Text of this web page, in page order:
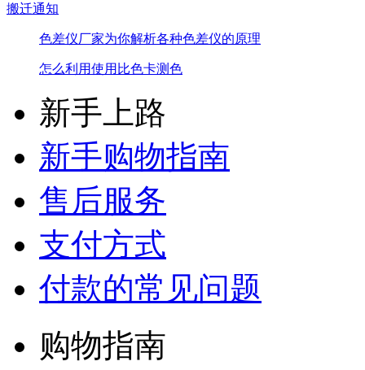
搬迁通知
色差仪厂家为你解析各种色差仪的原理
怎么利用使用比色卡测色
新手上路
新手购物指南
售后服务
支付方式
付款的常见问题
购物指南